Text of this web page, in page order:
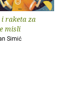
i raketa za
misli
Simić